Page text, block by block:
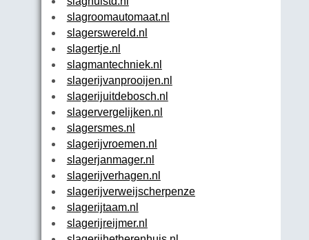
slagroomautomaat.nl
slagerswereld.nl
slagertje.nl
slagmantechniek.nl
slagerijvanprooijen.nl
slagerijuitdebosch.nl
slagervergelijken.nl
slagersmes.nl
slagerijvroemen.nl
slagerjanmager.nl
slagerijverhagen.nl
slagerijverweijscherpenzeel.nl
slagerijtaam.nl
slagerijreijmer.nl